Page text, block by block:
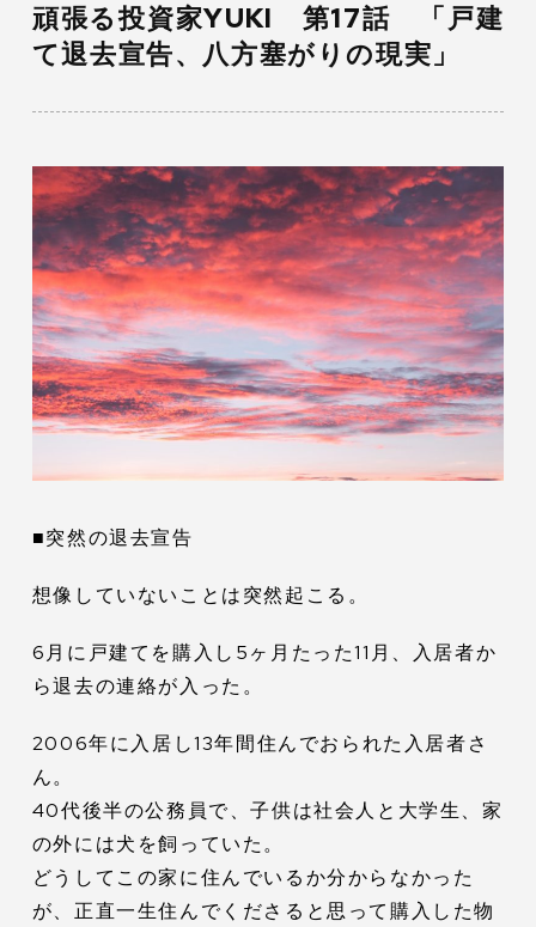
頑張る投資家YUKI 第17話 「戸建
て退去宣告、八方塞がりの現実」
■突然の退去宣告
想像していないことは突然起こる。
6月に戸建てを購入し5ヶ月たった11月、入居者か
ら退去の連絡が入った。
2006年に入居し13年間住んでおられた入居者さ
ん。
40代後半の公務員で、子供は社会人と大学生、家
の外には犬を飼っていた。
どうしてこの家に住んでいるか分からなかった
が、正直一生住んでくださると思って購入した物